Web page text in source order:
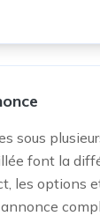
sous
font la
les options